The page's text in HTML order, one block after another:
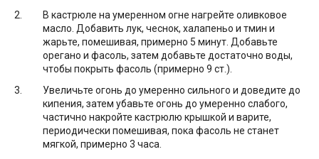
В кастрюле на умеренном огне нагрейте оливковое
масло. Добавить лук, чеснок, халапеньо и тмин и
жарьте, помешивая, примерно 5 минут. Добавьте
орегано и фасоль, затем добавьте достаточно воды,
чтобы покрыть фасоль (примерно 9 ст.).
Увеличьте огонь до умеренно сильного и доведите до
кипения, затем убавьте огонь до умеренно слабого,
частично накройте кастрюлю крышкой и варите,
периодически помешивая, пока фасоль не станет
мягкой, примерно 3 часа.